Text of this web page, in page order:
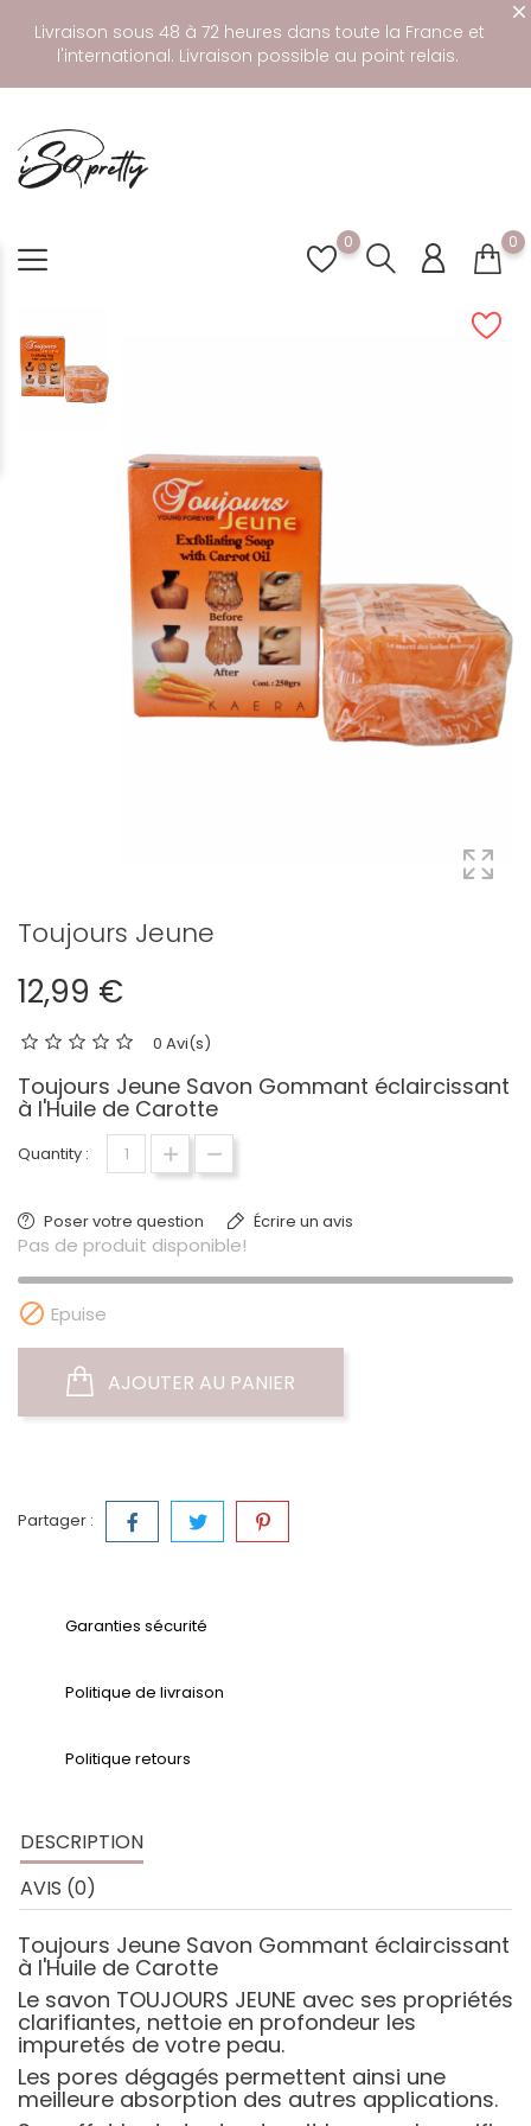
Livraison sous 48 à 72 heures dans toute la France et
l'international. Livraison possible au point relais.
0
0
Toujours Jeune
12,99 €
0 Avi(s)
Toujours Jeune Savon Gommant éclaircissant
à l'Huile de Carotte
Quantity :
Poser votre question Écrire un avis
Pas de produit disponible!
 Epuise
AJOUTER AU PANIER
Partager :
Garanties sécurité
Politique de livraison
Politique retours
DESCRIPTION
AVIS (0)
Toujours Jeune Savon Gommant éclaircissant
à l'Huile de Carotte
Le savon TOUJOURS JEUNE avec ses propriétés
clarifiantes, nettoie en profondeur les
impuretés de votre peau.
Les pores dégagés permettent ainsi une
meilleure absorption des autres applications.